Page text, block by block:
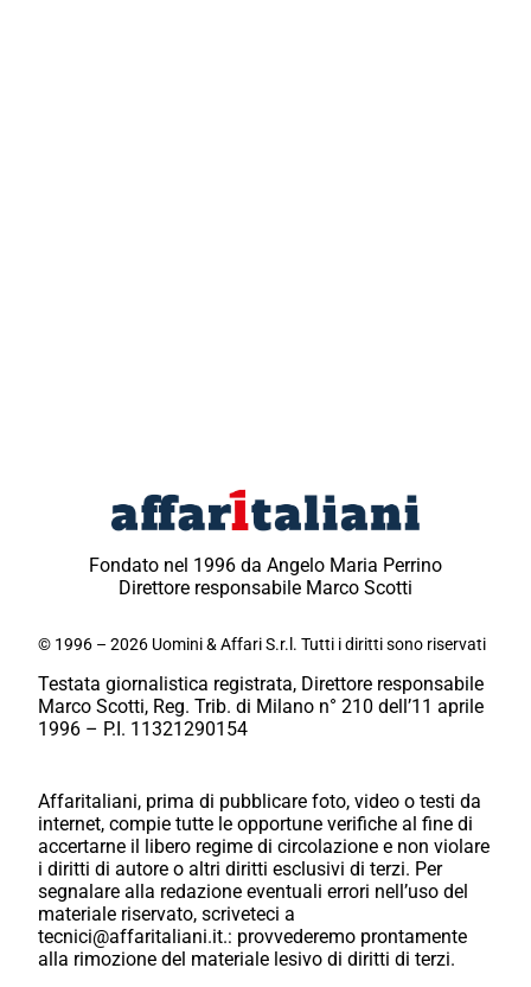
Fondato nel 1996 da Angelo Maria Perrino
Direttore responsabile Marco Scotti
© 1996 – 2026 Uomini & Affari S.r.l. Tutti i diritti sono riservati
Testata giornalistica registrata, Direttore responsabile
Marco Scotti, Reg. Trib. di Milano n° 210 dell’11 aprile
1996 – P.I. 11321290154
Affaritaliani, prima di pubblicare foto, video o testi da
internet, compie tutte le opportune verifiche al fine di
accertarne il libero regime di circolazione e non violare
i diritti di autore o altri diritti esclusivi di terzi. Per
segnalare alla redazione eventuali errori nell’uso del
materiale riservato, scriveteci a
tecnici@affaritaliani.it.: provvederemo prontamente
alla rimozione del materiale lesivo di diritti di terzi.